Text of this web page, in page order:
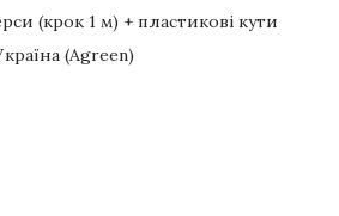
(крок 1 м) + пластикові кути
(Agreen)